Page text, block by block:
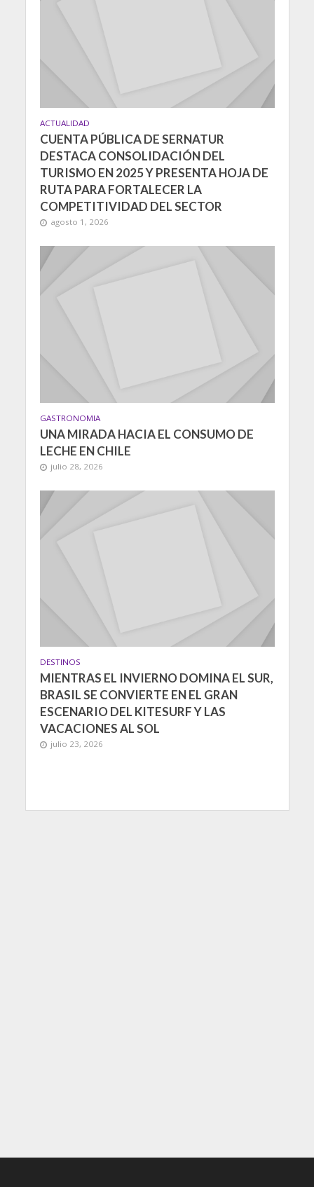
ACTUALIDAD
CUENTA PÚBLICA DE SERNATUR
DESTACA CONSOLIDACIÓN DEL
TURISMO EN 2025 Y PRESENTA HOJA DE
RUTA PARA FORTALECER LA
COMPETITIVIDAD DEL SECTOR
agosto 1, 2026
GASTRONOMIA
UNA MIRADA HACIA EL CONSUMO DE
LECHE EN CHILE
julio 28, 2026
DESTINOS
MIENTRAS EL INVIERNO DOMINA EL SUR,
BRASIL SE CONVIERTE EN EL GRAN
ESCENARIO DEL KITESURF Y LAS
VACACIONES AL SOL
julio 23, 2026